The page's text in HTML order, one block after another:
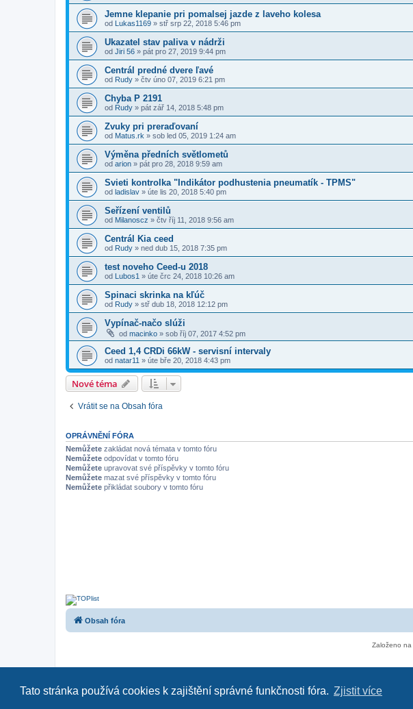
Tato stránka používá cookies k zajištění správné funkčnosti fóra. Zjistit více
Jemne klepanie pri pomalsej jazde z laveho kolesa
od Lukas1169 » stř srp 22, 2018 5:46 pm
Ukazatel stav paliva v nádrži
od Jiri 56 » pát pro 27, 2019 9:44 pm
Centrál predné dvere ľavé
od Rudy » čtv úno 07, 2019 6:21 pm
Chyba P 2191
od Rudy » pát zář 14, 2018 5:48 pm
Zvuky pri preraďovaní
od Matus.rk » sob led 05, 2019 1:24 am
Výměna předních světlometů
od arion » pát pro 28, 2018 9:59 am
Svieti kontrolka "Indikátor podhustenia pneumatík - TPMS"
od ladislav » úte lis 20, 2018 5:40 pm
Seřízení ventilů
od Milanoscz » čtv říj 11, 2018 9:56 am
Centrál Kia ceed
od Rudy » ned dub 15, 2018 7:35 pm
test noveho Ceed-u 2018
od Lubos1 » úte črc 24, 2018 10:26 am
Spinaci skrinka na kľúč
od Rudy » stř dub 18, 2018 12:12 pm
Vypínač-načo slúži
od macinko » sob říj 07, 2017 4:52 pm
Ceed 1,4 CRDi 66kW - servisní intervaly
od natar11 » úte bře 20, 2018 4:43 pm
Nové téma
Vrátit se na Obsah fóra
OPRÁVNĚNÍ FÓRA
Nemůžete zakládat nová témata v tomto fóru
Nemůžete odpovídat v tomto fóru
Nemůžete upravovat své příspěvky v tomto fóru
Nemůžete mazat své příspěvky v tomto fóru
Nemůžete přikládat soubory v tomto fóru
Obsah fóra
Založeno na